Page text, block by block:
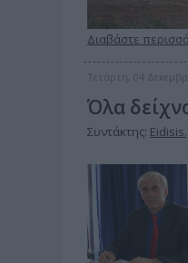
Διαβάστε
Τετάρτη, 04
Όλα
Συντάκτης: